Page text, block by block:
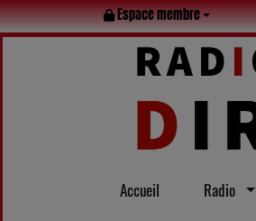
Espace membre
Accueil Radio